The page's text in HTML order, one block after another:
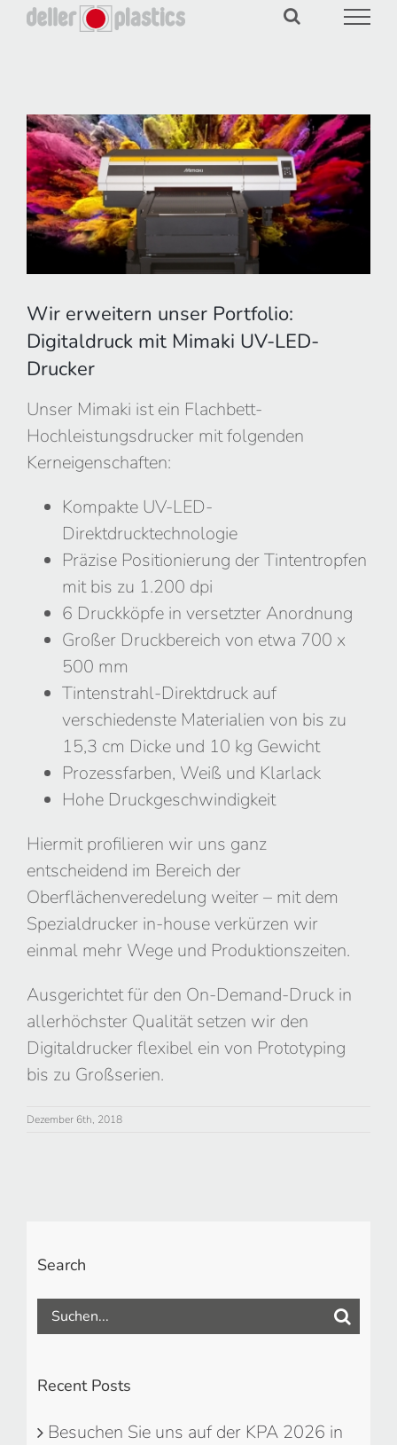
Zum
Zeige
grösseres
Bild
Wir erweitern unser Portfolio:
Digitaldruck mit Mimaki UV-LED-
Drucker
Unser Mimaki ist ein Flachbett-
Hochleistungsdrucker mit folgenden
Kerneigenschaften:
Kompakte UV-LED-
Direktdrucktechnologie
Präzise Positionierung der Tintentropfen
mit bis zu 1.200 dpi
6 Druckköpfe in versetzter Anordnung
Großer Druckbereich von etwa 700 x
500 mm
Tintenstrahl-Direktdruck auf
verschiedenste Materialien von bis zu
15,3 cm Dicke und 10 kg Gewicht
Prozessfarben, Weiß und Klarlack
Hohe Druckgeschwindigkeit
Hiermit profilieren wir uns ganz
entscheidend im Bereich der
Oberflächenveredelung weiter – mit dem
Spezialdrucker in-house verkürzen wir
einmal mehr Wege und Produktionszeiten.
Ausgerichtet für den On-Demand-Druck in
allerhöchster Qualität setzen wir den
Digitaldrucker flexibel ein von Prototyping
bis zu Großserien.
Dezember 6th, 2018
Search
Suche
nach:
Recent Posts
Besuchen Sie uns auf der KPA 2026 in